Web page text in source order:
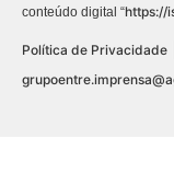
conteúdo digital “https://
Política de Privacidade